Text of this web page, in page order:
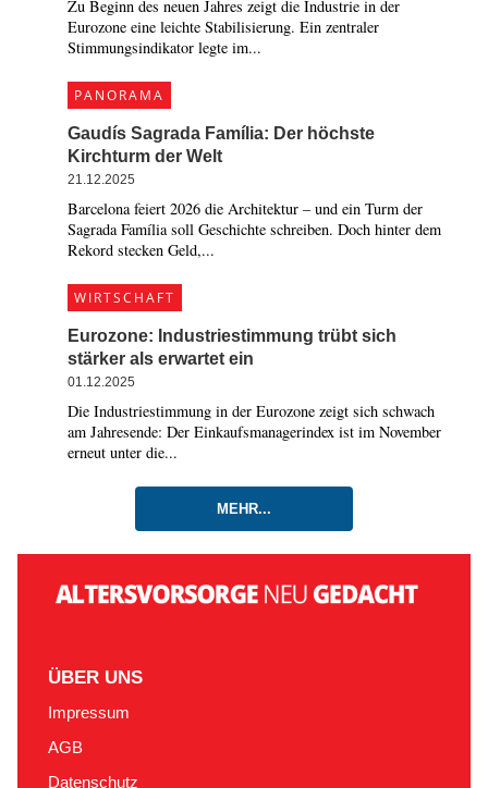
Zu Beginn des neuen Jahres zeigt die Industrie in der
Eurozone eine leichte Stabilisierung. Ein zentraler
Stimmungsindikator legte im...
PANORAMA
Gaudís Sagrada Família: Der höchste
Kirchturm der Welt
21.12.2025
Barcelona feiert 2026 die Architektur – und ein Turm der
Sagrada Família soll Geschichte schreiben. Doch hinter dem
Rekord stecken Geld,...
WIRTSCHAFT
Eurozone: Industriestimmung trübt sich
stärker als erwartet ein
01.12.2025
Die Industriestimmung in der Eurozone zeigt sich schwach
am Jahresende: Der Einkaufsmanagerindex ist im November
erneut unter die...
MEHR...
ÜBER UNS
Impressum
AGB
Datenschutz